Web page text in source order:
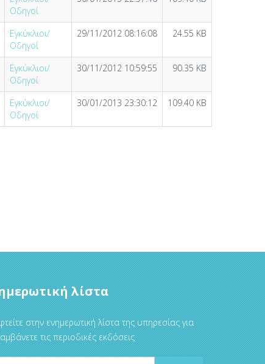
Οδηγοί
Εγκύκλιοι/
Οδηγοί
29/11/2012 08:16:08 24.55 KB
Εγκύκλιοι/
Οδηγοί
30/11/2012 10:59:55 90.35 KB
Εγκύκλιοι/
Οδηγοί
30/01/2013 23:30:12 109.40 KB
λίστα
στην ενημερωτική λίστα της υπηρεσίας για
τις περιοδικές εκδόσεις